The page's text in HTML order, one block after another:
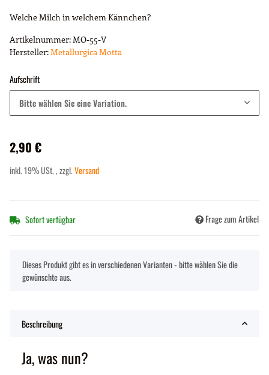
Welche Milch in welchem Kännchen?
Artikelnummer:MO-55-V
Hersteller:Metallurgica Motta
Aufschrift
Bitte wählen Sie eine Variation.
2,90 €
inkl. 19% USt. , zzgl.Versand
Sofort verfügbar Frage zum Artikel
xDieses Produkt gibt es in verschiedenen Varianten - bitte wählen Sie die
gewünschte aus.
Beschreibung
Ja, was nun?